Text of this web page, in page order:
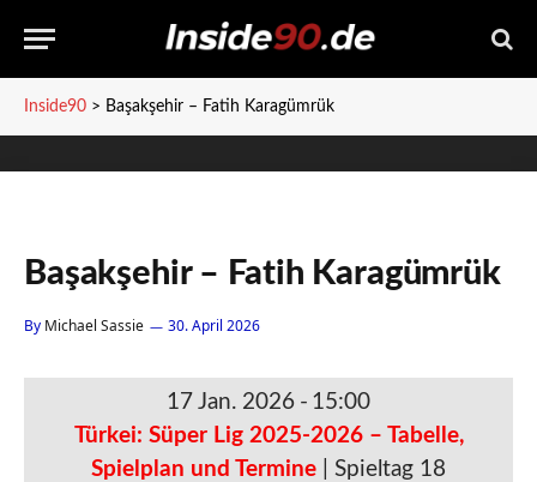
Inside90 > Başakşehir – Fatih Karagümrük
Başakşehir – Fatih Karagümrük
By Michael Sassie 30. April 2026
17 Jan. 2026 - 15:00
Türkei: Süper Lig 2025-2026 – Tabelle,
Spielplan und Termine
| Spieltag 18